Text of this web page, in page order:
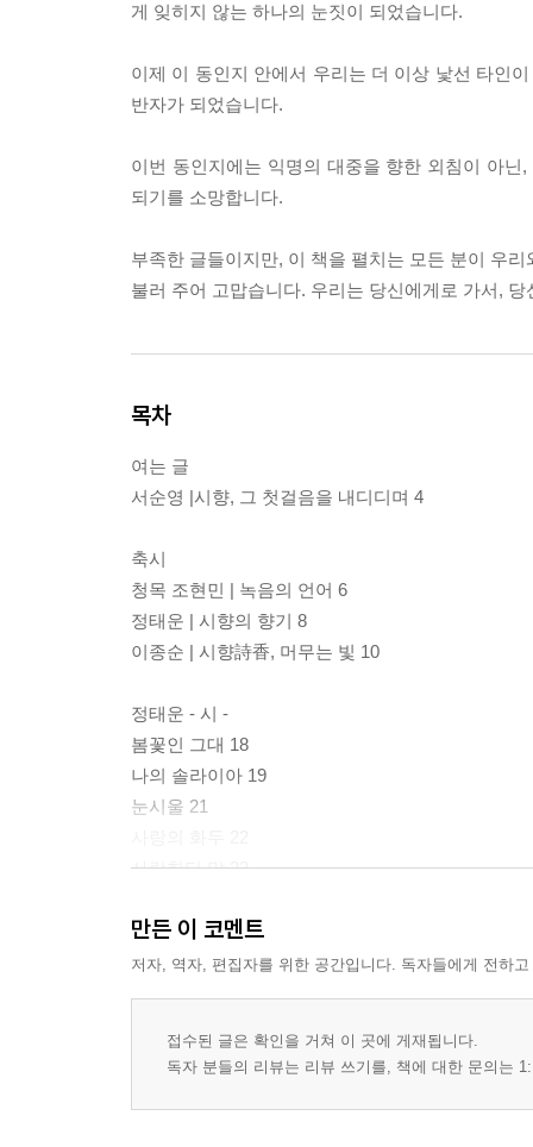
게 잊히지 않는 하나의 눈짓이 되었습니다.
이제 이 동인지 안에서 우리는 더 이상 낯선 타인
반자가 되었습니다.
이번 동인지에는 익명의 대중을 향한 외침이 아
되기를 소망합니다.
부족한 글들이지만, 이 책을 펼치는 모든 분이 우리
불러 주어 고맙습니다. 우리는 당신에게로 가서,
목차
여는 글
서순영 |시향, 그 첫걸음을 내디디며 4
축시
청목 조현민 | 녹음의 언어 6
정태운 | 시향의 향기 8
이종순 | 시향詩香, 머무는 빛 10
정태운 - 시 -
봄꽃인 그대 18
나의 솔라이아 19
눈시울 21
사랑한단 말 23
달빛 기도 25
꿈이런가 26
서시 28
힘겨워하는 아이들을 위해 32
만든 이 코멘트
저자, 역자, 편집자를 위한 공간입니다. 독자들에게 전하
접수된 글은 확인을 거쳐 이 곳에 게재됩니다.
독자 분들의 리뷰는 리뷰 쓰기를, 책에 대한 문의는